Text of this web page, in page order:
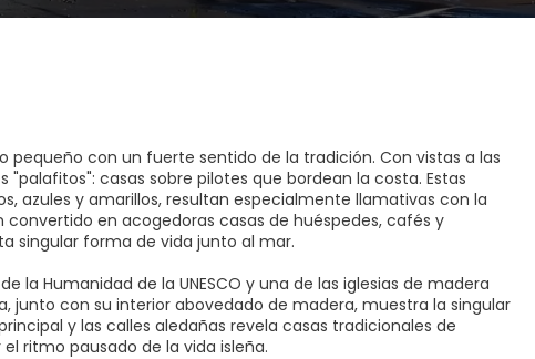
con un fuerte sentido de la tradición. Con vistas a las
casas sobre pilotes que bordean la costa. Estas
azules y amarillos, resultan especialmente llamativas con la
en acogedoras casas de huéspedes, cafés y
singular forma de vida junto al mar.
la Humanidad de la UNESCO y una de las iglesias de madera
con su interior abovedado de madera, muestra la singular
y las calles aledañas revela casas tradicionales de
ritmo pausado de la vida isleña.